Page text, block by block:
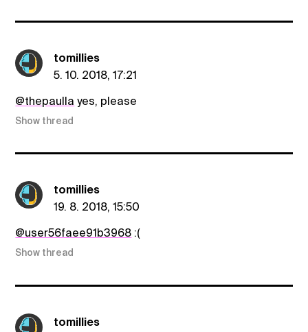
tomillies
5. 10. 2018, 17:21
@thepaulla yes, please
Show thread
tomillies
19. 8. 2018, 15:50
@user56faee91b3968 :(
Show thread
tomillies